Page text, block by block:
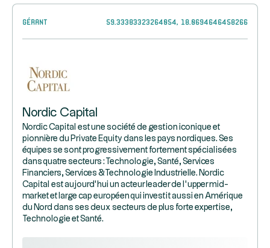
Gérant 59.33383323264054, 18.0694646458266
Nordic Capital
Nordic Capital est une société de gestion iconique et
pionnière du Private Equity dans les pays nordiques. Ses
équipes se sont progressivement fortement spécialisées
dans quatre secteurs : Technologie, Santé, Services
Financiers, Services & Technologie Industrielle. Nordic
Capital est aujourd’hui un acteur leader de l’upper mid-
market et large cap européen qui investit aussi en Amérique
du Nord dans ses deux secteurs de plus forte expertise,
Technologie et Santé.